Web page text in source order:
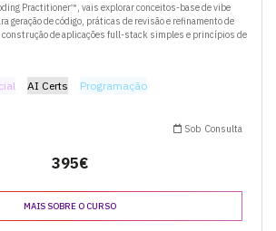
Practitioner™, vais explorar conceitos-base de vibe
geração de código, práticas de revisão e refinamento de
construção de aplicações full-stack simples e princípios de
AI Certs Programação
Sob Consulta
395€
MAIS SOBRE O CURSO